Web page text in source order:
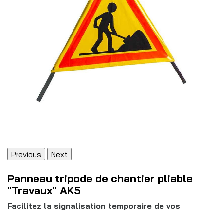
Previous Next
Panneau tripode de chantier pliable
"Travaux" AK5
Facilitez la signalisation temporaire de vos